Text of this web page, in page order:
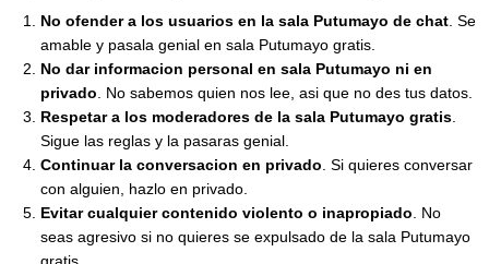
No ofender a los usuarios en la sala Putumayo de chat . Se
amable y pasala genial en sala Putumayo gratis.
No dar informacion personal en sala Putumayo ni en
privado . No sabemos quien nos lee, asi que no des tus datos.
Respetar a los moderadores de la sala Putumayo gratis
Sigue las reglas y la pasaras genial.
Continuar la conversacion en privado . Si quieres conversar
con alguien, hazlo en privado.
Evitar cualquier contenido violento o inapropiado . No
seas agresivo si no quieres se expulsado de la sala Putumayo